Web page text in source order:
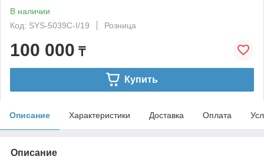
В наличии
Код: SYS-5039C-I/19
Розница
100 000 ₸
Купить
Описание Характеристики Доставка Оплата
Описание